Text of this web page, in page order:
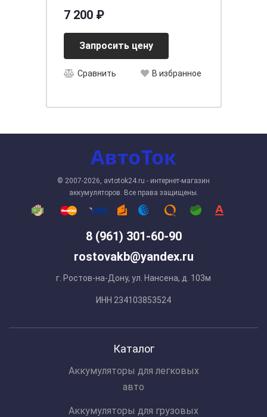
ARNEZI R7990234
7 200 ₽
Запросить цену
Сравнить В избранное
8 (961) 301-60-90
rostovakb@yandex.ru
г. Ростов-на-Дону, ул. Нансена, д. 103м
ИНН 234103853524
© 2007-2026, avtotok24.ru - интернет-магазин
аккумуляторов. Все права защищены.
Каталог
Аккумуляторы для легковых
авто
Аккумуляторы для грузовых